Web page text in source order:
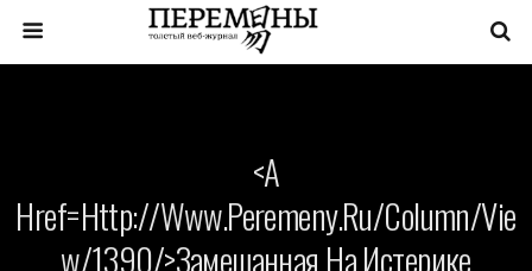
<a
Href=http://www.peremeny.ru/column/vie
W/1390/>Замешанная На Истерике